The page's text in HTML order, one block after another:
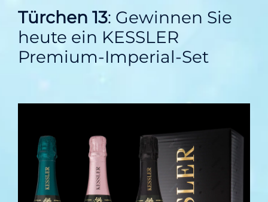
Türchen 13: Gewinnen Sie
heute ein KESSLER
Premium-Imperial-Set